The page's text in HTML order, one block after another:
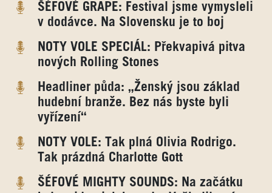
ŠÉFOVÉ GRAPE: Festival jsme vymysleli
v dodávce. Na Slovensku je to boj
NOTY VOLE SPECIÁL: Překvapivá pitva
nových Rolling Stones
Headliner půda: „Ženský jsou základ
hudební branže. Bez nás byste byli
vyřízení“
NOTY VOLE: Tak plná Olivia Rodrigo.
Tak prázdná Charlotte Gott
ŠÉFOVÉ MIGHTY SOUNDS: Na začátku